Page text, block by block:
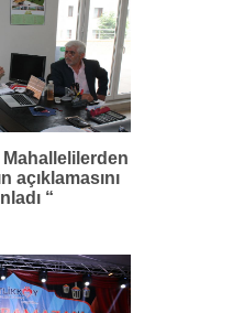
açıklamasını
“